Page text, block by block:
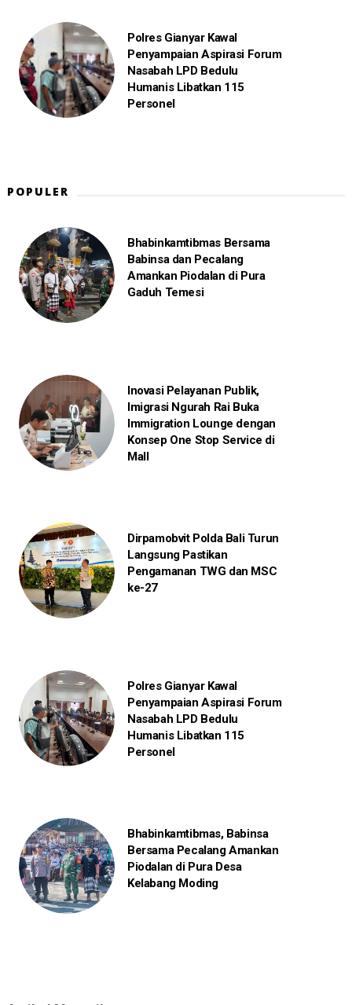
Polres Gianyar Kawal
Penyampaian Aspirasi Forum
Nasabah LPD Bedulu
Humanis Libatkan 115
Personel
POPULER
Bhabinkamtibmas Bersama
Babinsa dan Pecalang
Amankan Piodalan di Pura
Gaduh Temesi
Inovasi Pelayanan Publik,
Imigrasi Ngurah Rai Buka
Immigration Lounge dengan
Konsep One Stop Service di
Mall
Dirpamobvit Polda Bali Turun
Langsung Pastikan
Pengamanan TWG dan MSC
ke-27
Polres Gianyar Kawal
Penyampaian Aspirasi Forum
Nasabah LPD Bedulu
Humanis Libatkan 115
Personel
Bhabinkamtibmas, Babinsa
Bersama Pecalang Amankan
Piodalan di Pura Desa
Kelabang Moding